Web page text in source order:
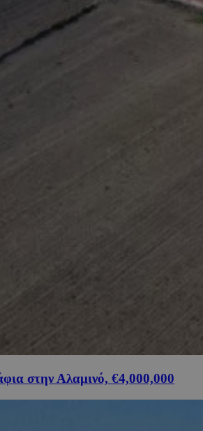
στην Αλαμινό, €4,000,000